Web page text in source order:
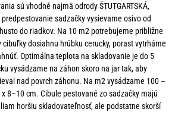
sú vhodné najmä odrody ŠTUTGARTSKÁ,
predpestovanie sadzačky vysievame osivo od
do riadkov. Na 10 m2 potrebujeme približne
cibuľky dosiahnu hrúbku cerucky, porast vytrháme
Optimálna teplota na skladovanie je do 5
vysádzame na záhon skoro na jar tak, aby
nad povrch záhonu. Na m2 vysádzame 100 –
8–10 cm. Cibule pestované zo sadzačky majú
horšiu skladovateľnosť, ale podstatne skorší